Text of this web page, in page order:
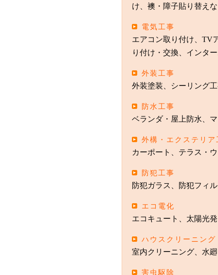
け、襖・障子貼り替え
電気工事
エアコン取り付け、TV
り付け・交換、インタ
外装工事
外装塗装、シーリング
防水工事
ベランダ・屋上防水、
外構・エクステリア
カーポート、テラス・
防犯工事
防犯ガラス、防犯フィ
エコ電化
エコキュート、太陽光
ハウスクリーニング
室内クリーニング、水
害虫駆除